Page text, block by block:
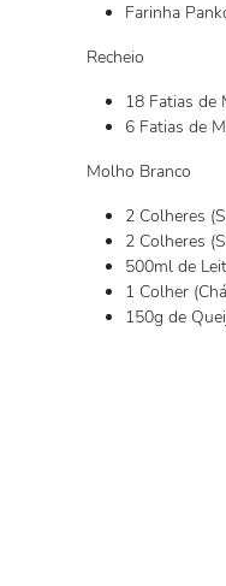
Farinha
Recheio
18 Fatias de
6 Fatias de
Molho Branco
2 Colheres
2 Colheres
500ml de
1 Colher
150g de